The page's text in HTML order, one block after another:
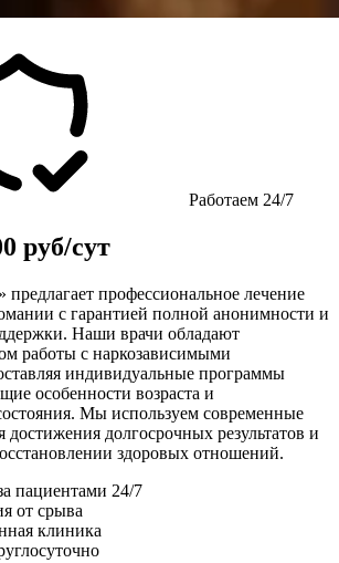
Работаем 24/7
руб/сут
профессиональное лечение
с гарантией полной анонимности и
Наши врачи обладают
работы с наркозависимыми
индивидуальные программы
особенности возраста и
Мы используем современные
достижения долгосрочных результатов и
здоровых отношений.
пациентами 24/7
от срыва
клиника